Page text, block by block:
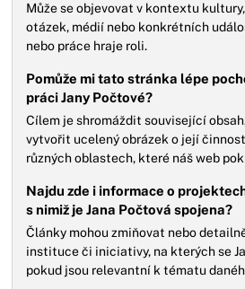
Může se objevovat v kontextu
otázek, médií nebo konkrétních
nebo práce hraje roli.
Pomůže mi tato stránka lépe
práci Jany Počtové?
Cílem je shromáždit související
vytvořit ucelený obrázek o její
různých oblastech, které náš web
Najdu zde i informace o
s nimiž je Jana Počtová spojena?
Články mohou zmiňovat nebo
instituce či iniciativy, na kterých se
pokud jsou relevantní k tématu